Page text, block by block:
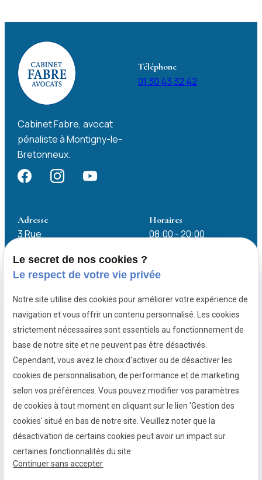
Cabinet Fabre, avocat
pénaliste à Montigny-le-
Bretonneux.
Téléphone
01 30 43 32 42
Adresse
3 Rue
LE BRETONNEUX
Horaires
08:00 - 20:00
Avocat pénaliste Chartres
Avocat pénaliste Dreux
Avocat pénaliste Rambouillet
Avocat pénaliste Mantes-la-jolie
Avocat pénaliste Villepreux
Mentions
légales
Politique de
confidentialité
Gestion
des
Plan du
site
Siret :44761721800055
Le secret de nos cookies ?
Le respect de votre vie privée
Notre site utilise des cookies pour améliorer votre expérience de
navigation et vous offrir un contenu personnalisé. Les cookies
strictement nécessaires sont essentiels au fonctionnement de
base de notre site et ne peuvent pas être désactivés.
Cependant, vous avez le choix d'activer ou de désactiver les
cookies de personnalisation, de performance et de marketing
selon vos préférences. Vous pouvez modifier vos paramètres
de cookies à tout moment en cliquant sur le lien 'Gestion des
cookies' situé en bas de notre site. Veuillez noter que la
désactivation de certains cookies peut avoir un impact sur
certaines fonctionnalités du site.
Continuer sans accepter